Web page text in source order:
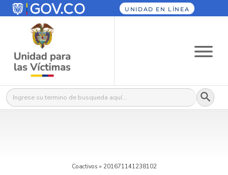
UNIDAD EN LÍNEA
Buscar: Botón
Coactivos » 201671141238102